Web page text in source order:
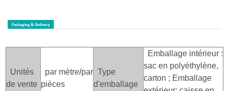
Unités
de vente
par mètre/par
pièces
Type
d'emballage
Emballage intérieur :
sac en polyéthylène,
carton ; Emballage